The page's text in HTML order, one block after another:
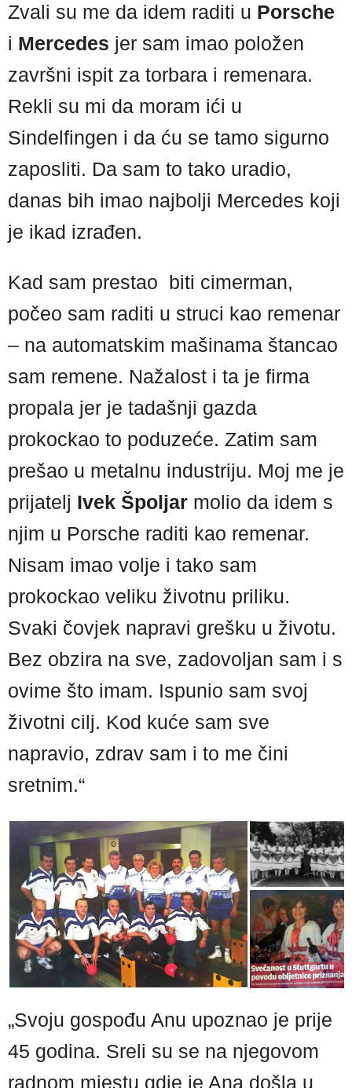
Zvali su me da idem raditi u Porsche
i Mercedes jer sam imao položen
završni ispit za torbara i remenara.
Rekli su mi da moram ići u
Sindelfingen i da ću se tamo sigurno
zaposliti. Da sam to tako uradio,
danas bih imao najbolji Mercedes koji
je ikad izrađen.
Kad sam prestao biti cimerman,
počeo sam raditi u struci kao remenar
– na automatskim mašinama štancao
sam remene. Nažalost i ta je firma
propala jer je tadašnji gazda
prokockao to poduzeće. Zatim sam
prešao u metalnu industriju. Moj me je
prijatelj Ivek Špoljar molio da idem s
njim u Porsche raditi kao remenar.
Nisam imao volje i tako sam
prokockao veliku životnu priliku.
Svaki čovjek napravi grešku u životu.
Bez obzira na sve, zadovoljan sam i s
ovime što imam. Ispunio sam svoj
životni cilj. Kod kuće sam sve
napravio, zdrav sam i to me čini
sretnim.“
„Svoju gospođu Anu upoznao je prije
45 godina. Sreli su se na njegovom
radnom mjestu gdje je Ana došla u